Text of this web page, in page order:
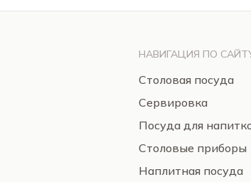
НАВИГАЦИЯ ПО
Столовая посуда
Сервировка
Посуда для
Столовые приборы
Наплитная посуда